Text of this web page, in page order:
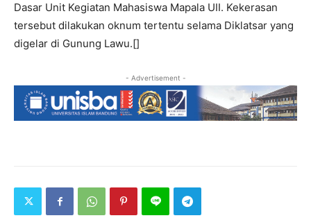
Dasar Unit Kegiatan Mahasiswa Mapala UII. Kekerasan
tersebut dilakukan oknum tertentu selama Diklatsar yang
digelar di Gunung Lawu.[]
- Advertisement -